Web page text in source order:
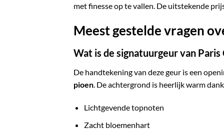
met finesse op te vallen. De uitstekende
Meest gestelde vragen
Wat is de signatuurgeur van
De handtekening van deze geur is een
pioen. De achtergrond is heerlijk warm
Lichtgevende topnoten
Zacht bloemenhart